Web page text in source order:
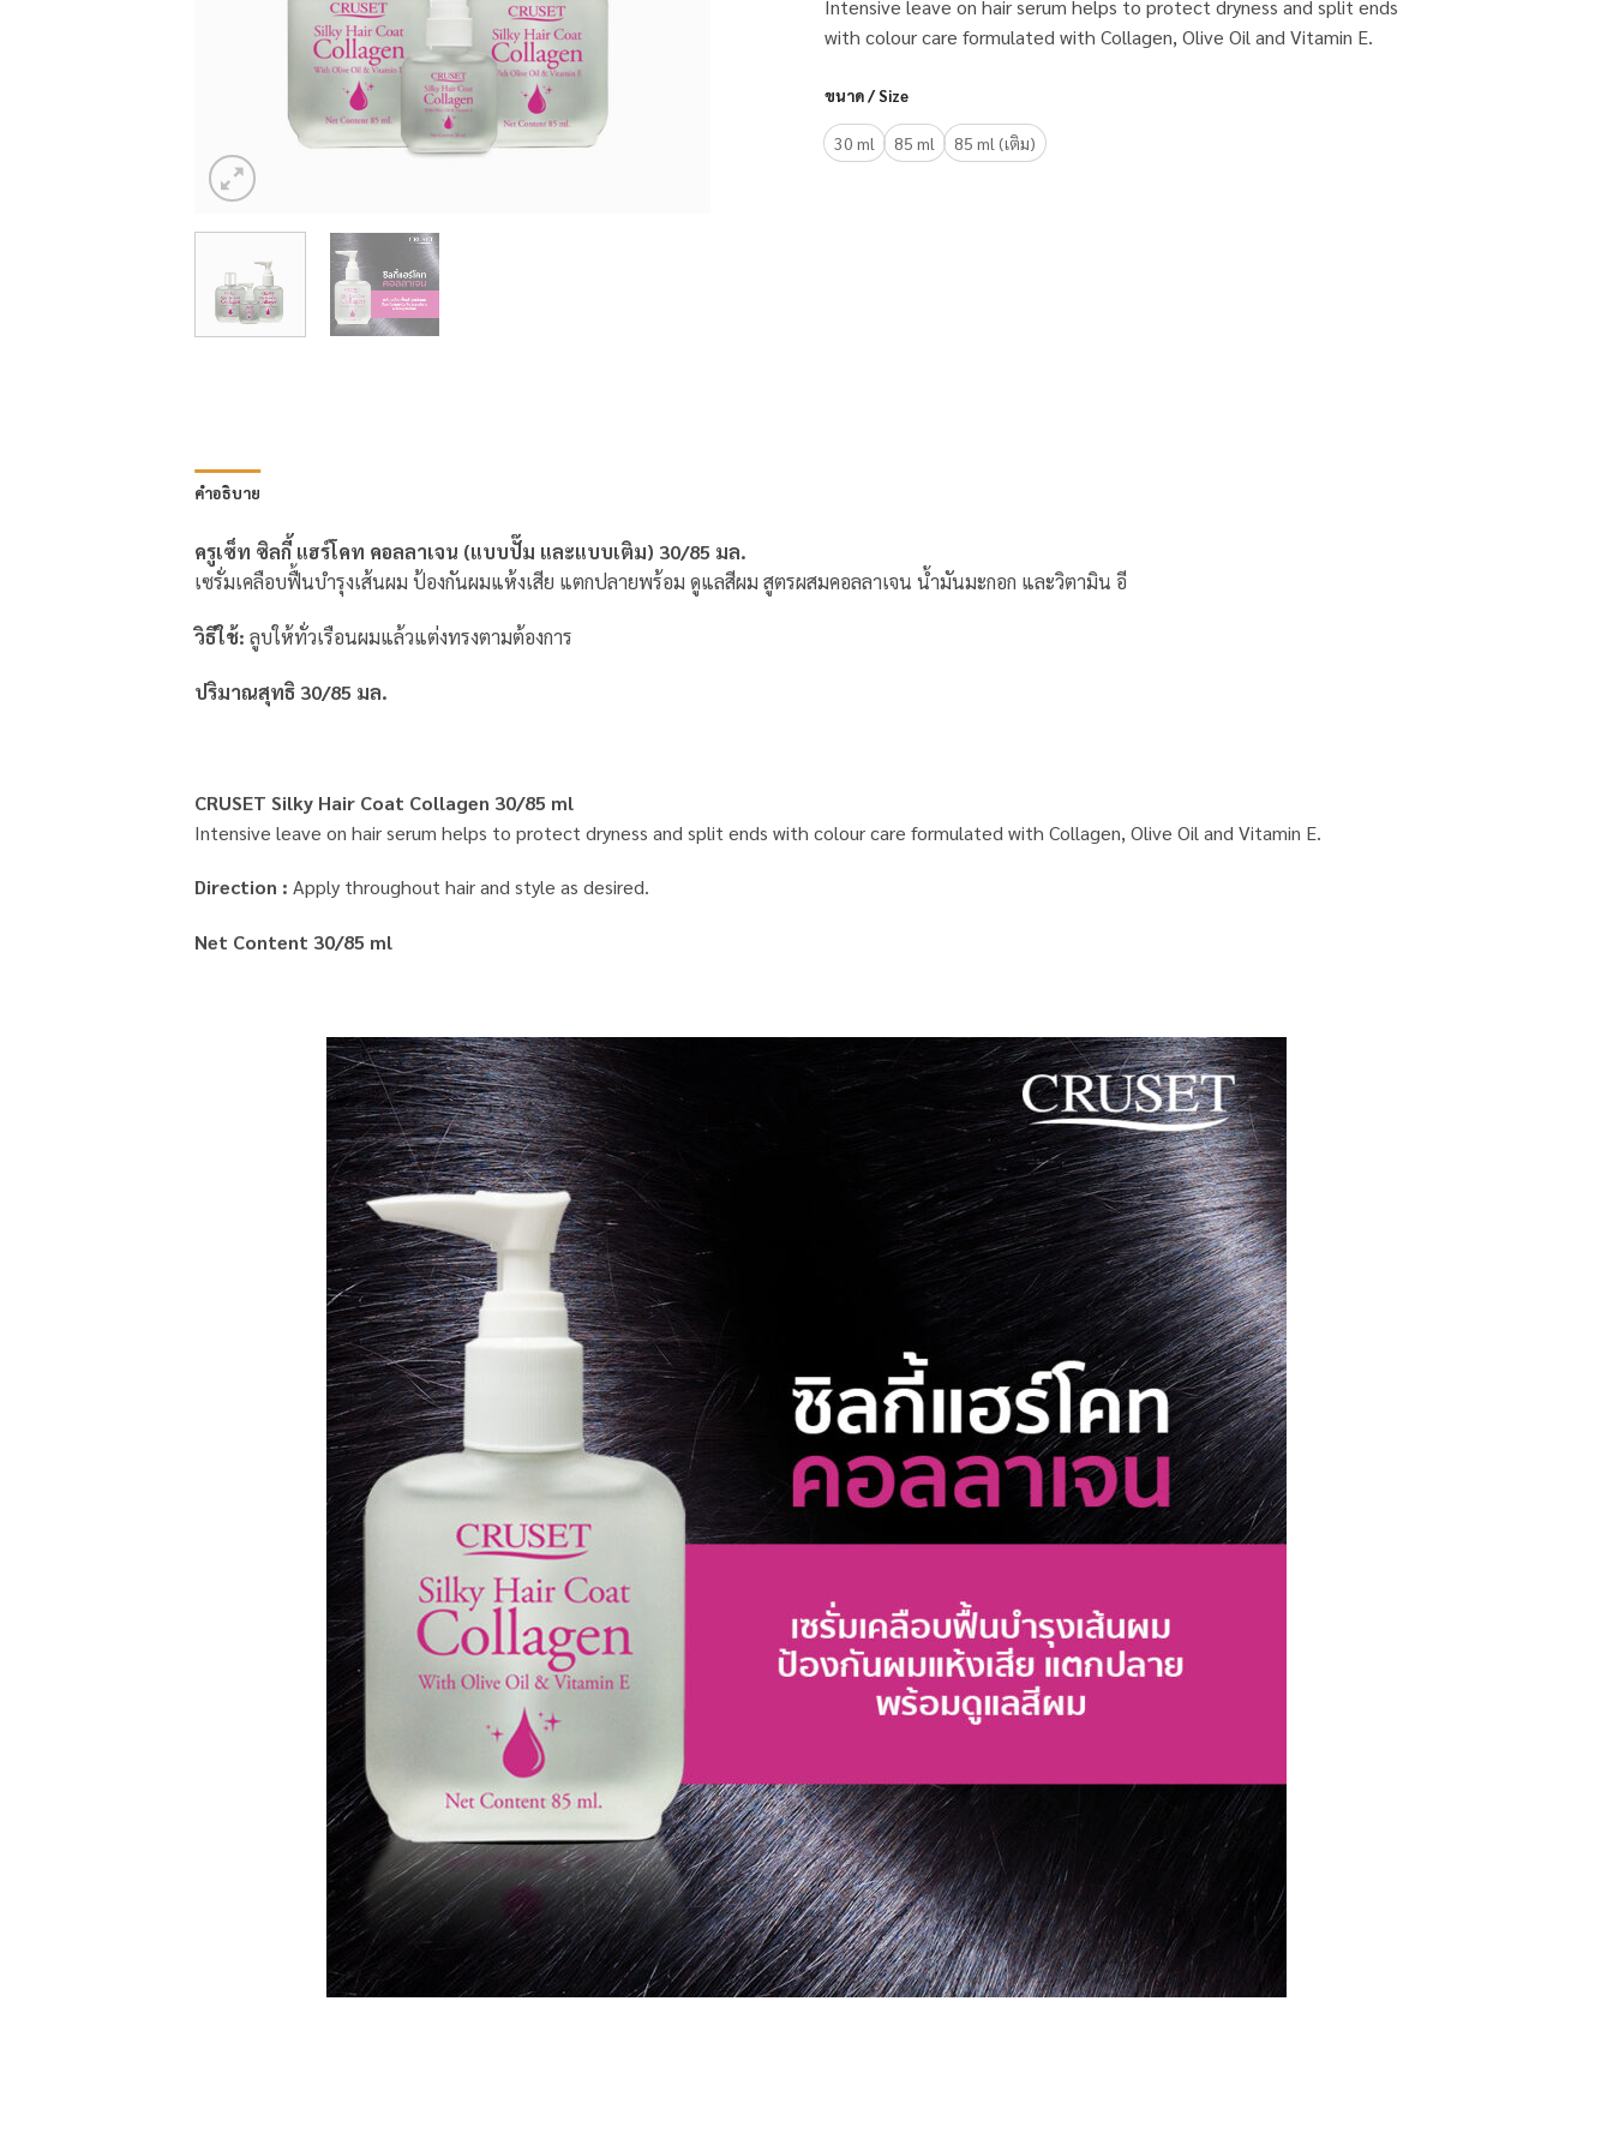
Intensive leave on hair serum helps to protect dryness and split ends
with colour care formulated with Collagen, Olive Oil and Vitamin E.
ขนาด / Size
30 ml 85 ml 85 ml (เติม)
คำอธิบาย
ครูเซ็ท ซิลกี้ แฮร์โคท คอลลาเจน (แบบปั๊ม และแบบเติม) 30/85 มล.
เซรั่มเคลือบฟื้นบำรุงเส้นผม ป้องกันผมแห้งเสีย แตกปลายพร้อม ดูแลสีผม สูตรผสมคอลลาเจน น้ำมันมะกอก และวิตามิน อี
วิธีใช้: ลูบให้ทั่วเรือนผมแล้วแต่งทรงตามต้องการ
ปริมาณสุทธิ 30/85 มล.
CRUSET Silky Hair Coat Collagen 30/85 ml
Intensive leave on hair serum helps to protect dryness and split ends with colour care formulated with Collagen, Olive Oil and Vitamin E.
Direction : Apply throughout hair and style as desired.
Net Content 30/85 ml